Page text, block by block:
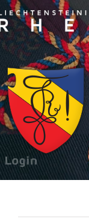
Zum
Inhalt
springen